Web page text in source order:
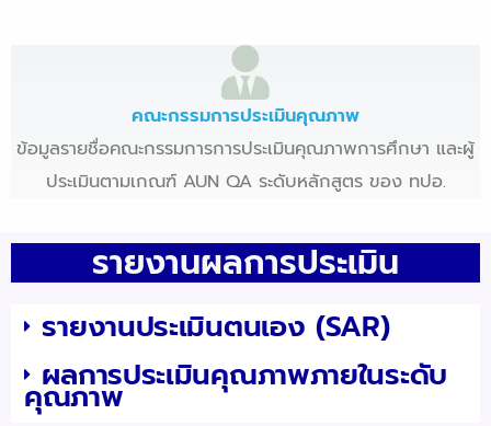
คณะกรรมการประเมินคุณภาพ
ข้อมูลรายชื่อคณะกรรมการการประเมินคุณภาพการศึกษา และผู้
ประเมินตามเกณฑ์ AUN QA ระดับหลักสูตร ของ ทปอ.
รายงานผลการประเมิน
รายงานประเมินตนเอง (SAR)
ผลการประเมินคุณภาพภายในระดับ
คุณภาพ